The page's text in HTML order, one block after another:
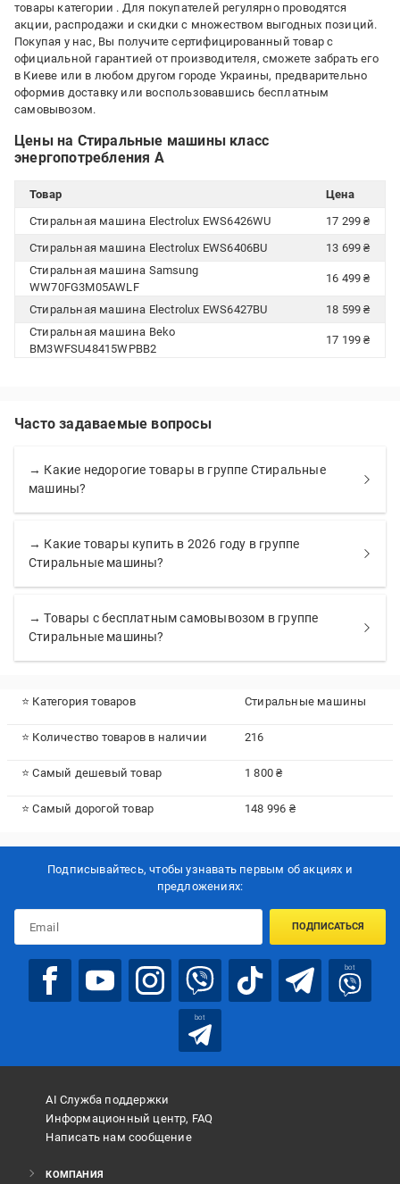
товары категории . Для покупателей регулярно проводятся
акции, распродажи и скидки с множеством выгодных позиций.
Покупая у нас, Вы получите сертифицированный товар с
официальной гарантией от производителя, сможете забрать его
в Киеве или в любом другом городе Украины, предварительно
оформив доставку или воспользовавшись бесплатным
самовывозом.
Цены на Стиральные машины класс
энергопотребления A
Товар
Цена
Стиральная машина Electrolux EWS6426WU
17 299 ₴
Стиральная машина Electrolux EWS6406BU
13 699 ₴
Стиральная машина Samsung
WW70FG3M05AWLF
16 499 ₴
Стиральная машина Electrolux EWS6427BU
18 599 ₴
Стиральная машина Beko
BM3WFSU48415WPBB2
17 199 ₴
Часто задаваемые вопросы
→ Какие недорогие товары в группе Стиральные
машины?
→ Какие товары купить в 2026 году в группе
Стиральные машины?
→ Товары с бесплатным самовывозом в группе
Стиральные машины?
⭐ Категория товаров Стиральные машины
⭐ Количество товаров в наличии 216
⭐ Самый дешевый товар 1 800 ₴
⭐ Самый дорогой товар 148 996 ₴
Подписывайтесь, чтобы узнавать первым об акцияx и
предложениях:
ПОДПИСАТЬСЯ
bot
bot
AI Служба поддержки
Информационный центр, FAQ
Написать нам сообщение
КОМПАНИЯ